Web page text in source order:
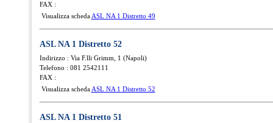
FAX :
Visualizza scheda ASL NA 1 Distretto 49
ASL NA 1 Distretto 52
Indirizzo : Via F.lli Grimm, 1 (Napoli)
Telefono : 081 2542111
FAX :
Visualizza scheda ASL NA 1 Distretto 52
ASL NA 1 Distretto 51